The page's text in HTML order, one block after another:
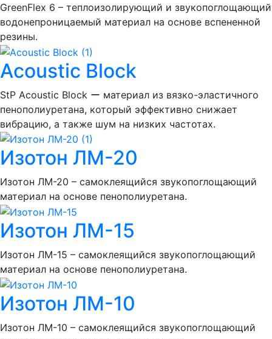
GreenFlex 6 – теплоизолирующий и звукопоглощающий
водонепроницаемый материал на основе вспененной
резины.
Acoustic Block
StP Acoustic Block ー материал из вязко-эластичного
пенополиуретана, который эффективно снижает
вибрацию, а также шум на низких частотах.
Изотон ЛМ-20
Изотон ЛМ-20 – самоклеящийся звукопоглощающий
материал на основе пенополиуретана.
Изотон ЛМ-15
Изотон ЛМ-15 – самоклеящийся звукопоглощающий
материал на основе пенополиуретана.
Изотон ЛМ-10
Изотон ЛМ-10 – самоклеящийся звукопоглощающий